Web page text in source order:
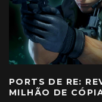
PORTS DE RE:
MILHÃO DE